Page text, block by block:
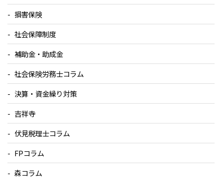
損害保険
社会保障制度
補助金・助成金
社会保険労務士コラム
決算・資金繰り対策
吉祥寺
伏見税理士コラム
FPコラム
森コラム